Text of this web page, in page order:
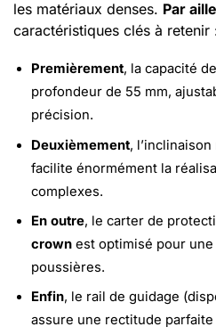
les matériaux denses. Par
caractéristiques clés à retenir
Premièrement, la capacité
profondeur de 55 mm,
précision.
Deuxièmement,
facilite énormément la
complexes.
En outre, le carter de
crown est optimisé pour
poussières.
Enfin, le rail de guidage
assure une rectitude